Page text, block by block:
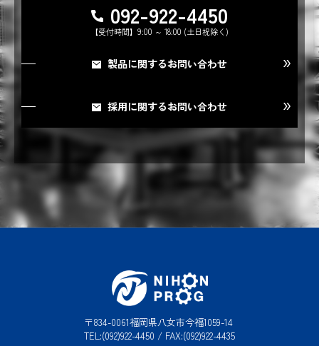
092-922-4450
【受付時間】9:00 ～ 18:00 (土日祝除く)
製品に関するお問い合わせ
採用に関するお問い合わせ
〒834-0061福岡県八女市今福1059-14
TEL:(092)922-4450 / FAX:(092)922-4435